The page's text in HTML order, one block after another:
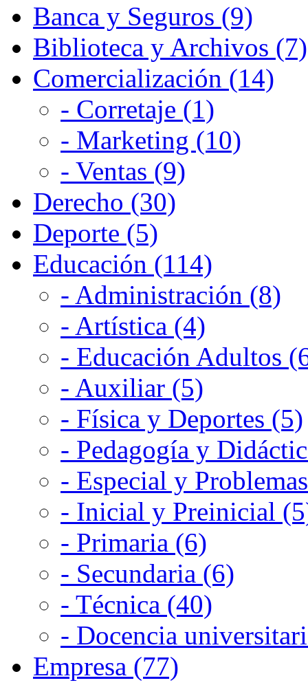
Banca y Seguros (9)
Biblioteca y Archivos (7)
Comercialización (14)
- Corretaje (1)
- Marketing (10)
- Ventas (9)
Derecho (30)
Deporte (5)
Educación (114)
- Administración (8)
- Artística (4)
- Educación Adultos
- Auxiliar (5)
- Física y Deportes (5)
- Pedagogía y
- Especial y
- Inicial y Preinicial
- Primaria (6)
- Secundaria (6)
- Técnica (40)
- Docencia
Empresa (77)